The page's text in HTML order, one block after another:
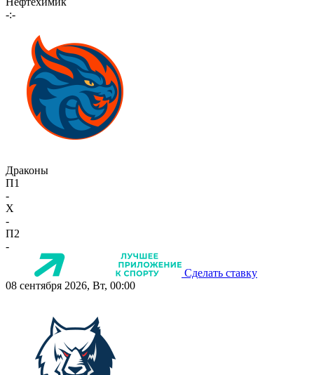
-:-
Драконы
П1
-
X
-
П2
-
Сделать ставку
08 сентября 2026, Вт, 00:00